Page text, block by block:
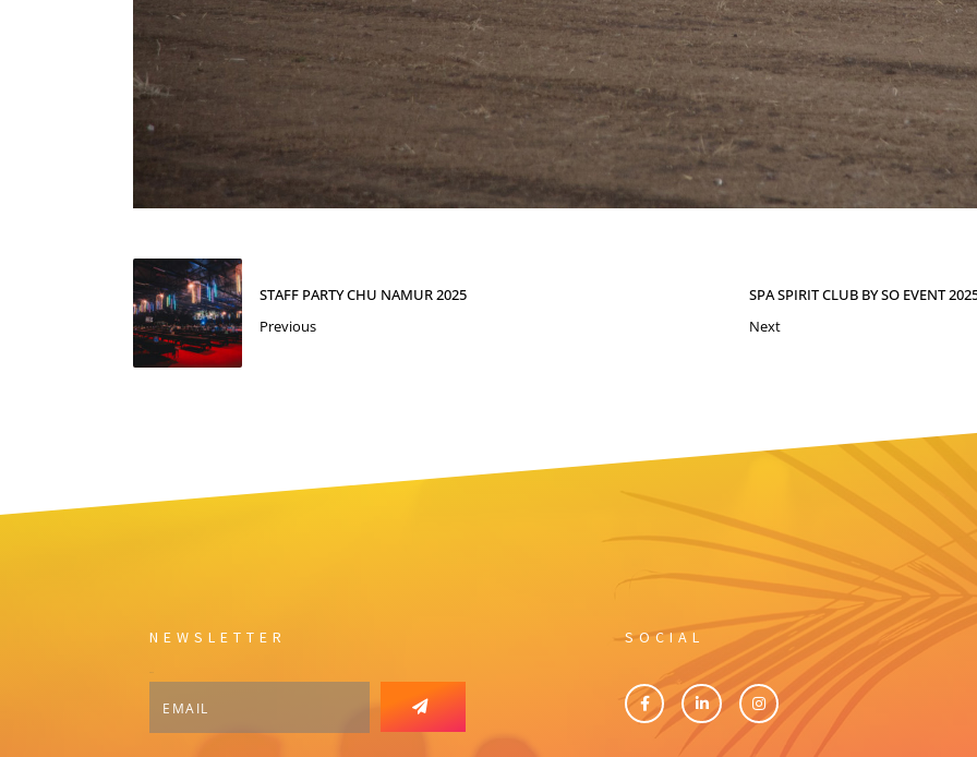
STAFF PARTY CHU NAMUR 2025
Previous
SPA SPIRIT CLUB BY SO EVENT
Next
NEWSLETTER SOCIAL